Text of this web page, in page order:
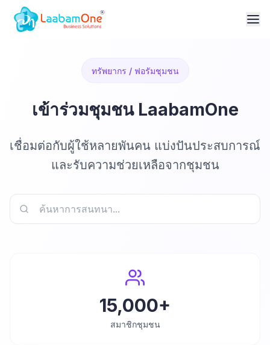
ทรัพยากร / ฟอรัมชุมชน
เข้าร่วมชุมชน LaabamOne
เชื่อมต่อกับผู้ใช้หลายพันคน แบ่งปันประสบการณ์
และรับความช่วยเหลือจากชุมชน
15,000+
สมาชิกชุมชน